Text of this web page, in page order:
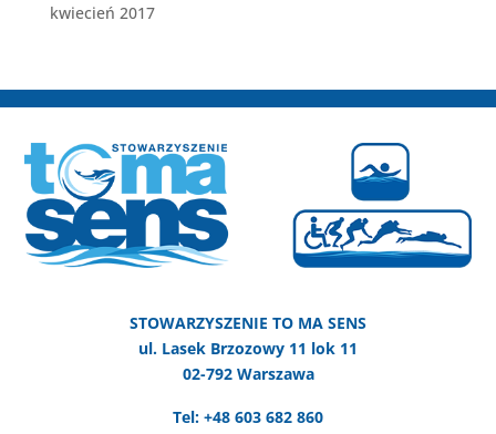
kwiecień 2017
STOWARZYSZENIE TO MA SENS
ul. Lasek Brzozowy 11 lok 11
02-792 Warszawa
Tel: +48 603 682 860